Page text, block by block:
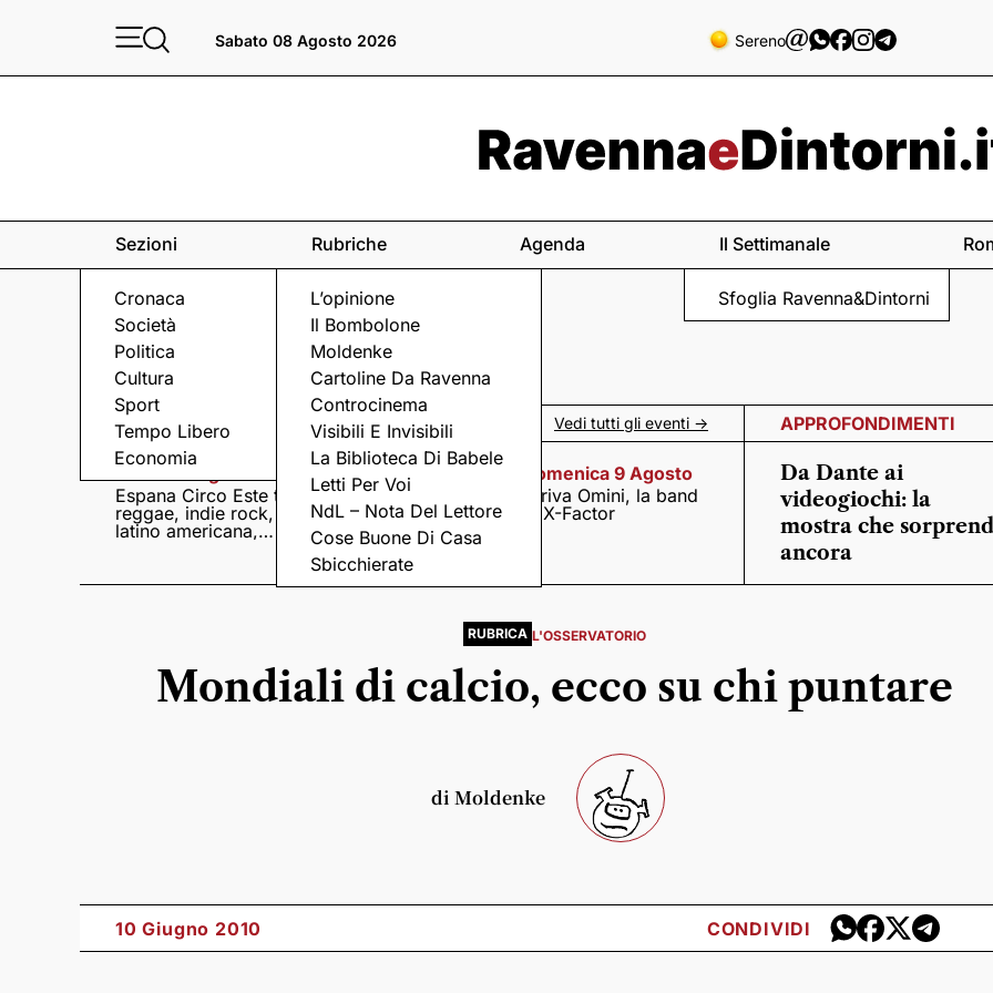
Sabato 08 Agosto 2026 Sereno
Sezioni
Cronaca
Società
Politica
Cultura
Sport
Tempo Libero
Economia
Rubriche
L’opinione
Il Bombolone
Moldenke
Cartoline Da Ravenna
Controcinema
Visibili E Invisibili
La Biblioteca Di Babele
Letti Per Voi
NdL – Nota Del Lettore
Cose Buone Di Casa
Sbicchierate
Agenda Il Settimanale
Sfoglia Ravenna&Dintorni
Eventi a Ravenna e dintorni Vedi tutti gli eventi ->
Espana Circo Este tra
reggae, indie rock,
latino americana,
Domenica 9 Agosto
Hernandez &
Sampedro presentano
il nuovo album
Lumina
Domenica 9 Agosto
Arriva Omini, la band
di X-Factor
APPROFONDIMENTI
Da Dante ai
videogiochi: la
mostra che
ancora
RUBRICA L'OSSERVATORIO
Mondiali di calcio, ecco su chi puntare
di Moldenke
10 Giugno 2010 CONDIVIDI